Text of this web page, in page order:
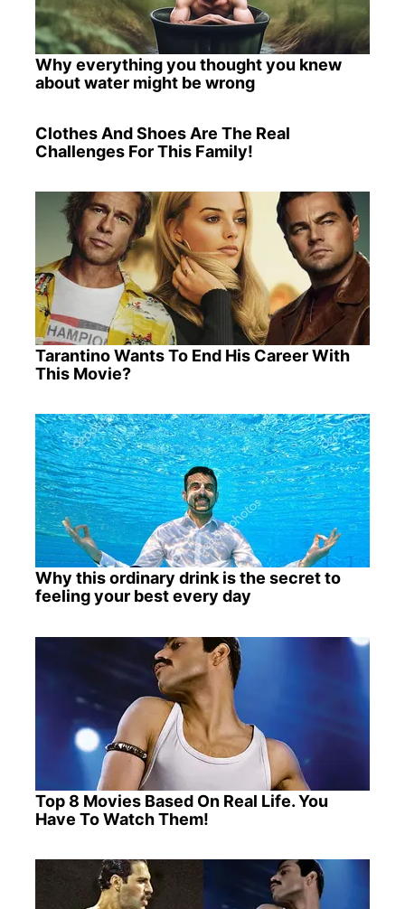
Why everything you thought you knew
about water might be wrong
Clothes And Shoes Are The Real
Challenges For This Family!
Tarantino Wants To End His Career With
This Movie?
Why this ordinary drink is the secret to
feeling your best every day
Top 8 Movies Based On Real Life. You
Have To Watch Them!